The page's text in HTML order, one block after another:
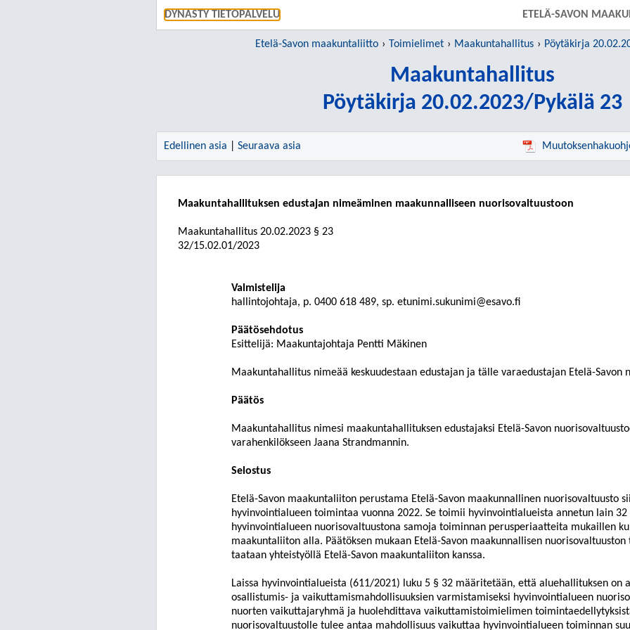
DYNASTY TIETOPALVELU SIIRRY SUORAAN PÄÄSISÄLTÖÖNETELÄ-SAVON
Etelä-Savon maakuntaliitto Toimielimet Maakuntahallitus Pöytäkirja
Maakuntahallitus
Pöytäkirja 20.02.2023/Pykälä 23
Edellinen asia Seuraava asia
Maakuntahallituksen edustajan nimeäminen maakunnalliseen nuorisovaltuustoon
Maakuntahallitus 20.02.2023 § 23
32/15.02.01/2023
Valmistelija
hallintojohtaja, p. 0400 618 489, sp. etunimi.sukunimi@esavo.fi
Päätösehdotus
Esittelijä: Maakuntajohtaja Pentti Mäkinen
Maakuntahallitus nimeää keskuudestaan edustajan ja tälle varaedustajan Etelä-Savon
Päätös
Maakuntahallitus nimesi maakuntahallituksen edustajaksi Etelä-Savon
varahenkilökseen Jaana Strandmannin.
Selostus
Etelä-Savon maakuntaliiton perustama Etelä-Savon maakunnallinen nuorisovaltuusto
hyvinvointialueen toimintaa vuonna 2022. Se toimii hyvinvointialueista annetun lain 32
hyvinvointialueen nuorisovaltuustona samoja toiminnan perusperiaatteita mukaillen
maakuntaliiton alla. Päätöksen mukaan Etelä-Savon maakunnallisen
taataan yhteistyöllä Etelä-Savon maakuntaliiton kanssa.
Laissa hyvinvointialueista (611/2021) luku 5 § 32 määritetään, että aluehallituksen on
osallistumis- ja vaikuttamismahdollisuuksien varmistamiseksi hyvinvointialueen
nuorten vaikuttajaryhmä ja huolehdittava vaikuttamistoimielimen
nuorisovaltuustolle tulee antaa mahdollisuus vaikuttaa hyvinvointialueen toiminnan